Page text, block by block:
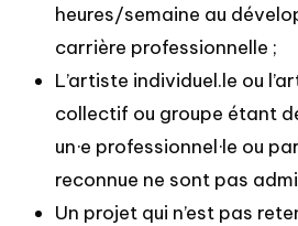
heures/semaine au
carrière professionnelle ;
L’artiste individuel.le ou
collectif ou groupe étant
un·e professionnel·le ou
reconnue ne sont pas
Un projet qui n’est pas